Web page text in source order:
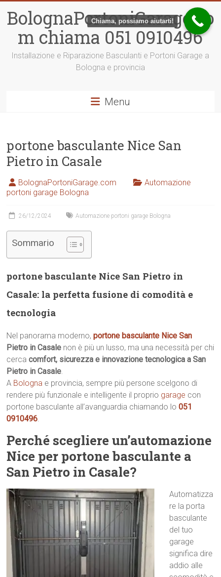
contenuto
BolognaPortoniGarage.co
m chiama 051 0910496
Installazione e Riparazione Basculanti e Portoni Garage a
Bologna e provincia
Menu
portone basculante Nice San
Pietro in Casale
BolognaPortoniGarage.com
Automazione
portoni garage Bologna
26/12/2024 Automazione portoni garage Bologna
Sommario
portone basculante Nice San Pietro in
Casale: la perfetta fusione di comodità e
tecnologia
Nel panorama moderno,portone basculante Nice San
Pietro in Casale non è più un lusso, ma una necessità per chi
cercacomfort, sicurezza e innovazione tecnologica a San
Pietro in Casale.
A Bologna e provincia, sempre più persone scelgono di
rendere più funzionale e intelligente il proprio garage con
portone basculante all’avanguardia chiamando lo051
0910496.
Perché scegliere un’automazione
Nice per portone basculante a
San Pietro in Casale?
Automatizza
re la porta
basculante
del tuo
garage
significa dire
addio alle
Chiama, possiamo aiutarti!